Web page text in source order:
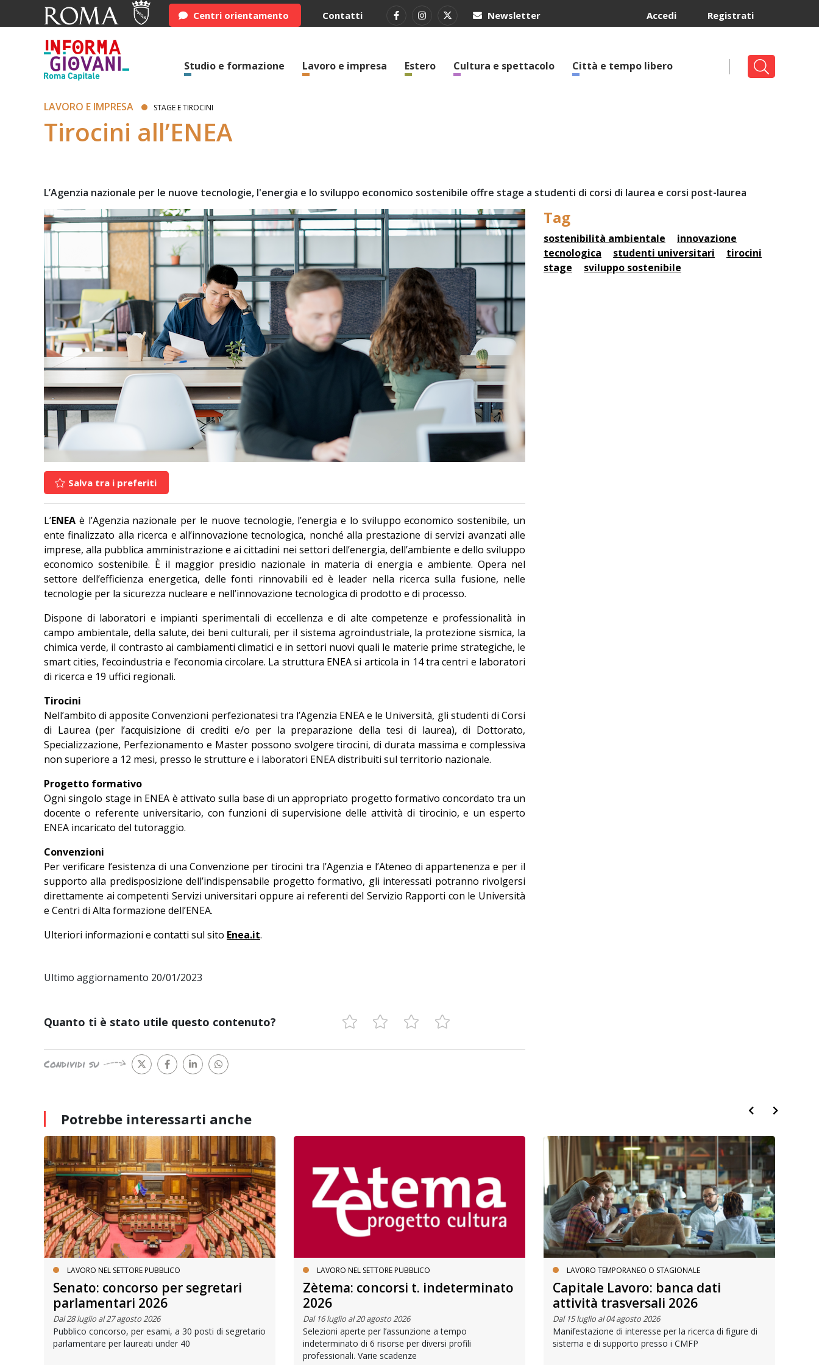
Centri orientamento Contatti Newsletter Registrati
Accedi
Studio e formazione Lavoro e impresa Estero Cultura e spettacolo Città e tempo libero
LAVORO E IMPRESA STAGE E TIROCINI
Tirocini all’ENEA
L’Agenzia nazionale per le nuove tecnologie, l'energia e lo sviluppo economico sostenibile offre stage a studenti di corsi di laurea e corsi post-laurea
Salva tra i preferiti
L’ENEA è l’Agenzia nazionale per le nuove tecnologie, l’energia e lo sviluppo economico sostenibile, un
ente finalizzato alla ricerca e all’innovazione tecnologica, nonché alla prestazione di servizi avanzati alle
imprese, alla pubblica amministrazione e ai cittadini nei settori dell’energia, dell’ambiente e dello sviluppo
economico sostenibile. È il maggior presidio nazionale in materia di energia e ambiente. Opera nel
settore dell’efficienza energetica, delle fonti rinnovabili ed è leader nella ricerca sulla fusione, nelle
tecnologie per la sicurezza nucleare e nell’innovazione tecnologica di prodotto e di processo.
Dispone di laboratori e impianti sperimentali di eccellenza e di alte competenze e professionalità in
campo ambientale, della salute, dei beni culturali, per il sistema agroindustriale, la protezione sismica, la
chimica verde, il contrasto ai cambiamenti climatici e in settori nuovi quali le materie prime strategiche, le
smart cities, l’ecoindustria e l’economia circolare. La struttura ENEA si articola in 14 tra centri e laboratori
di ricerca e 19 uffici regionali.
Tirocini
Nell’ambito di apposite Convenzioni perfezionatesi tra l’Agenzia ENEA e le Università, gli studenti di Corsi
di Laurea (per l’acquisizione di crediti e/o per la preparazione della tesi di laurea), di Dottorato,
Specializzazione, Perfezionamento e Master possono svolgere tirocini, di durata massima e complessiva
non superiore a 12 mesi, presso le strutture e i laboratori ENEA distribuiti sul territorio nazionale.
Progetto formativo
Ogni singolo stage in ENEA è attivato sulla base di un appropriato progetto formativo concordato tra un
docente o referente universitario, con funzioni di supervisione delle attività di tirocinio, e un esperto
ENEA incaricato del tutoraggio.
Convenzioni
Per verificare l’esistenza di una Convenzione per tirocini tra l’Agenzia e l’Ateneo di appartenenza e per il
supporto alla predisposizione dell’indispensabile progetto formativo, gli interessati potranno rivolgersi
direttamente ai competenti Servizi universitari oppure ai referenti del Servizio Rapporti con le Università
e Centri di Alta formazione dell’ENEA.
Ulteriori informazioni e contatti sul sito Enea.it.
Ultimo aggiornamento 20/01/2023
Quanto ti è stato utile questo contenuto?
Condividi su
Tag
sostenibilità ambientale
innovazione
tecnologica
studenti universitari
tirocini
stage
sviluppo sostenibile
Potrebbe interessarti anche
LAVORO NEL SETTORE PUBBLICO
Senato: concorso per segretari
parlamentari 2026
Dal 28 luglio al 27 agosto 2026
Pubblico concorso, per esami, a 30 posti di segretario
parlamentare per laureati under 40
LAVORO NEL SETTORE PUBBLICO
Zètema: concorsi t. indeterminato
2026
Dal 16 luglio al 20 agosto 2026
Selezioni aperte per l’assunzione a tempo
indeterminato di 6 risorse per diversi profili
professionali. Varie scadenze
LAVORO TEMPORANEO O STAGIONALE
Capitale Lavoro: banca dati
attività trasversali 2026
Dal 15 luglio al 04 agosto 2026
Manifestazione di interesse per la ricerca di figure di
sistema e di supporto presso i CMFP